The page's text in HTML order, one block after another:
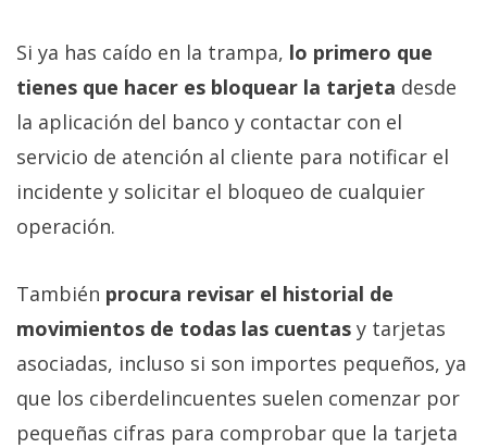
Si ya has caído en la trampa, lo primero que
tienes que hacer es bloquear la tarjeta desde
la aplicación del banco y contactar con el
servicio de atención al cliente para notificar el
incidente y solicitar el bloqueo de cualquier
operación.
También procura revisar el historial de
movimientos de todas las cuentas y tarjetas
asociadas, incluso si son importes pequeños, ya
que los ciberdelincuentes suelen comenzar por
pequeñas cifras para comprobar que la tarjeta